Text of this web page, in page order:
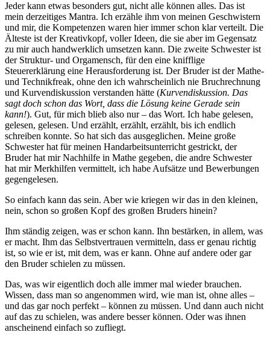
Jeder kann etwas besonders gut, nicht alle können alles. Das ist
mein derzeitiges Mantra. Ich erzähle ihm von meinen Geschwistern
und mir, die Kompetenzen waren hier immer schon klar verteilt. Die
Älteste ist der Kreativkopf, voller Ideen, die sie aber im Gegensatz
zu mir auch handwerklich umsetzen kann. Die zweite Schwester ist
der Struktur- und Orgamensch, für den eine knifflige
Steuererklärung eine Herausforderung ist. Der Bruder ist der Mathe-
und Technikfreak, ohne den ich wahrscheinlich nie Bruchrechnung
und Kurvendiskussion verstanden hätte (Kurvendiskussion. Das
sagt doch schon das Wort, dass die Lösung keine Gerade sein
kann!). Gut, für mich blieb also nur – das Wort. Ich habe gelesen,
gelesen, gelesen. Und erzählt, erzählt, erzählt, bis ich endlich
schreiben konnte. So hat sich das ausgeglichen. Meine große
Schwester hat für meinen Handarbeitsunterricht gestrickt, der
Bruder hat mir Nachhilfe in Mathe gegeben, die andre Schwester
hat mir Merkhilfen vermittelt, ich habe Aufsätze und Bewerbungen
gegengelesen.
So einfach kann das sein. Aber wie kriegen wir das in den kleinen,
nein, schon so großen Kopf des großen Bruders hinein?
Ihm ständig zeigen, was er schon kann. Ihn bestärken, in allem, was
er macht. Ihm das Selbstvertrauen vermitteln, dass er genau richtig
ist, so wie er ist, mit dem, was er kann. Ohne auf andere oder gar
den Bruder schielen zu müssen.
Das, was wir eigentlich doch alle immer mal wieder brauchen.
Wissen, dass man so angenommen wird, wie man ist, ohne alles –
und das gar noch perfekt – können zu müssen. Und dann auch nicht
auf das zu schielen, was andere besser können. Oder was ihnen
anscheinend einfach so zufliegt.